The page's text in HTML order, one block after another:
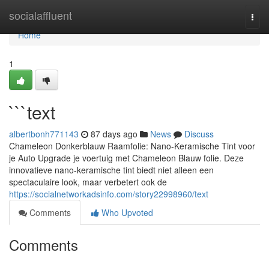
socialaffluent
Home
Home
1
```text
albertbonh771143 87 days ago News
Discuss
Chameleon Donkerblauw Raamfolie: Nano-Keramische Tint voor
je Auto Upgrade je voertuig met Chameleon Blauw folie. Deze
innovatieve nano-keramische tint biedt niet alleen een
spectaculaire look, maar verbetert ook de
https://socialnetworkadsinfo.com/story22998960/text
Comments
Who Upvoted
Comments